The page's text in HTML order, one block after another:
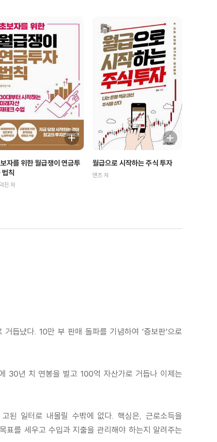
자를 위한 월급쟁이 연금투
법칙
진 저
월급으로 시작하는 주식 투자
앤츠 저
듭났다. 10만 부 판매 돌파를 기념하여 ‘증보판’으로
30년 치 연봉을 벌고 100억 자산가로 거듭나 이제는
된 일터로 내몰릴 수밖에 없다. 핵심은, 근로소득을
표를 세우고 수입과 지출을 관리해야 하는지 알려주는